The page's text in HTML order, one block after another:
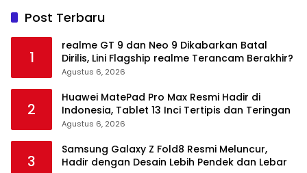
Post Terbaru
1
realme GT 9 dan Neo 9 Dikabarkan Batal
Dirilis, Lini Flagship realme Terancam Berakhir?
Agustus 6, 2026
2
Huawei MatePad Pro Max Resmi Hadir di
Indonesia, Tablet 13 Inci Tertipis dan Teringan
Agustus 6, 2026
3
Samsung Galaxy Z Fold8 Resmi Meluncur,
Hadir dengan Desain Lebih Pendek dan Lebar